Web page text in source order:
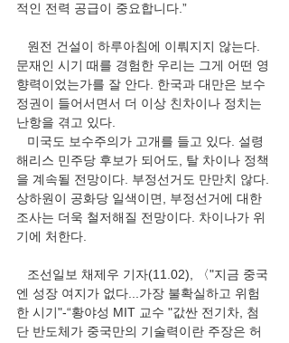
적인 전력 공급이 중요합니다.”
원전 건설이 하루아침에 이뤄지지 않는다.
문재인 시기 때를 경험한 우리는 그게 어떤 영
향력이었는가를 잘 안다. 한국과 대만은 보수
정권이 들어서면서 더 이상 친차이나 정치는
난항을 겪고 있다.
미국도 보수주의가 고개를 들고 있다. 설령
해리스 민주당 후보가 되어도, 탈 차이나 정책
을 계속될 전망이다. 부정선거도 만만치 않다.
상하원이 공화당 일색이면, 부정선거에 대한
조사는 더욱 철저해질 전망이다. 차이나가 위
기에 처한다.
조선일보 채제우 기자(11.02), 〈"지금 중국
엔 성장 여지가 없다...가장 불확실하고 위험
한 시기"-“황야성 MIT 교수 "값싼 전기차, 첨
단 반도체가 중국만의 기술력이란 주장은 허